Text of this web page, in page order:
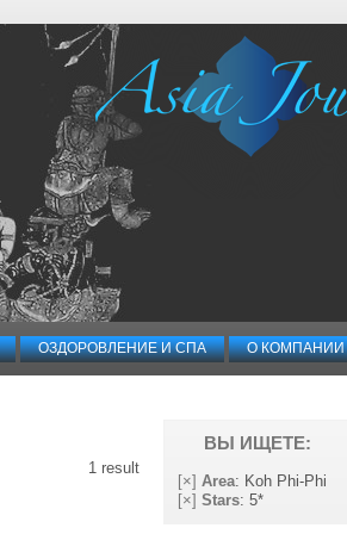
ОЗДОРОВЛЕНИЕ И СПА О КОМПАНИИ
1 result
ВЫ ИЩЕТЕ:
[×] Area: Koh Phi-Phi
[×] Stars: 5*